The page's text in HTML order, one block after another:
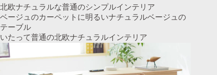
北欧ナチュラルな普通のシンプルインテリア
ベージュのカーペットに明るいナチュラルベージュの
テーブル
いたって普通の北欧ナチュラルインテリア